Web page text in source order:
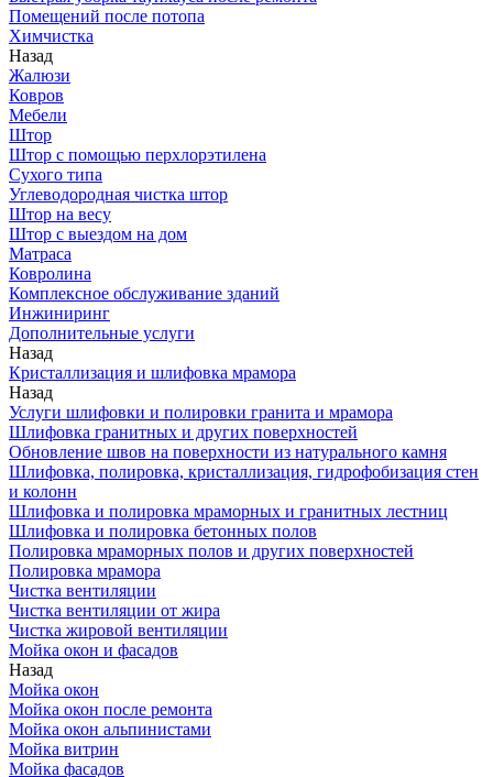
Помещений после потопа
Химчистка
Назад
Жалюзи
Ковров
Мебели
Штор
Штор с помощью перхлорэтилена
Сухого типа
Углеводородная чистка штор
Штор на весу
Штор с выездом на дом
Матраса
Ковролина
Комплексное обслуживание зданий
Инжиниринг
Дополнительные услуги
Назад
Кристаллизация и шлифовка мрамора
Назад
Услуги шлифовки и полировки гранита и мрамора
Шлифовка гранитных и других поверхностей
Обновление швов на поверхности из натурального камня
Шлифовка, полировка, кристаллизация, гидрофобизация стен
и колонн
Шлифовка и полировка мраморных и гранитных лестниц
Шлифовка и полировка бетонных полов
Полировка мраморных полов и других поверхностей
Полировка мрамора
Чистка вентиляции
Чистка вентиляции от жира
Чистка жировой вентиляции
Мойка окон и фасадов
Назад
Мойка окон
Мойка окон после ремонта
Мойка окон альпинистами
Мойка витрин
Мойка фасадов